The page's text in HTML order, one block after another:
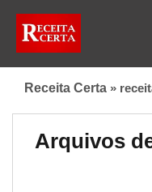
Receita Certa »
Arquivos